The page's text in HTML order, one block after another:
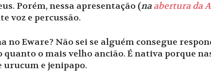
Porém, nessa apresentação (na abertura da
voz e percussão.
no Eware? Não sei se alguém consegue
o mais velho ancião. É nativa porque
urucum e jenipapo.